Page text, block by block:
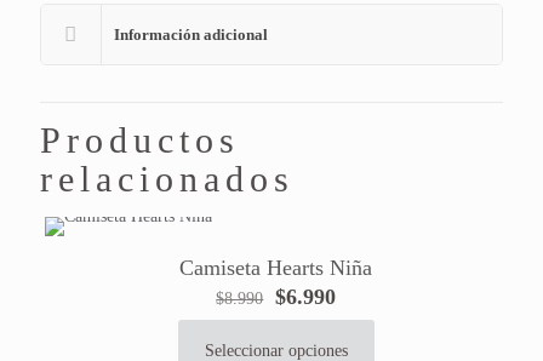
Información adicional
Productos
relacionados
Camiseta Hearts Niña
$8.990
El
precio
original
$6.990El
precio
actual
Seleccionar opciones